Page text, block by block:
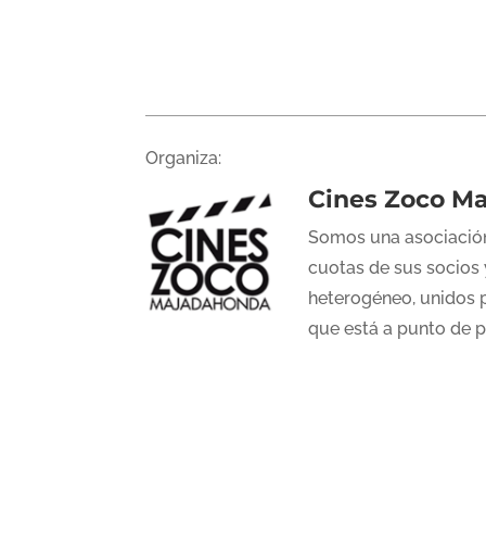
Organiza:
Cines Zoco
Somos una
cuotas de sus
heterogéneo,
que está a punto de